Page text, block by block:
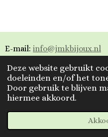
Deze website gebruikt
doeleinden en/of het
Door gebruik te blijven
hiermee akkoord.
E-mail: info@jmkbijoux.nl
Tiktok: jmkbijoux
Instagram: jmkbijoux.nl
Facebook: Jmkbijoux.nl &
© 2023 - 2026 Jmkbijoux